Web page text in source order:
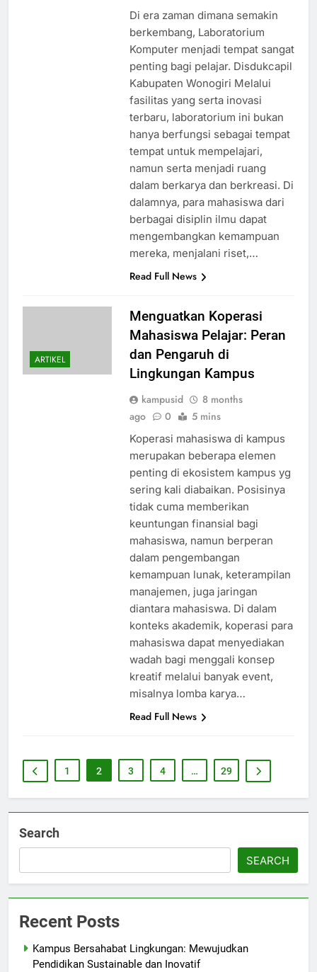
Di era zaman dimana semakin
berkembang, Laboratorium
Komputer menjadi tempat sangat
penting bagi pelajar. Disdukcapil
Kabupaten Wonogiri Melalui
fasilitas yang serta inovasi
terbaru, laboratorium ini bukan
hanya berfungsi sebagai tempat
tempat untuk mempelajari,
namun serta menjadi ruang
dalam berkarya dan berkreasi. Di
dalamnya, para mahasiswa dari
berbagai disiplin ilmu dapat
mengembangkan kemampuan
mereka, menjalani riset,…
Read Full News
ARTIKEL
Menguatkan Koperasi
Mahasiswa Pelajar: Peran
dan Pengaruh di
Lingkungan Kampus
kampusid
8 months
ago
0 5 mins
Koperasi mahasiswa di kampus
merupakan beberapa elemen
penting di ekosistem kampus yg
sering kali diabaikan. Posisinya
tidak cuma memberikan
keuntungan finansial bagi
mahasiswa, namun berperan
dalam pengembangan
kemampuan lunak, keterampilan
manajemen, juga jaringan
diantara mahasiswa. Di dalam
konteks akademik, koperasi para
mahasiswa dapat menyediakan
wadah bagi menggali konsep
kreatif melalui banyak event,
misalnya lomba karya…
Read Full News
1 2 3 4 … 29
Search
SEARCH
Recent Posts
Kampus Bersahabat Lingkungan: Mewujudkan
Pendidikan Sustainable dan Inovatif